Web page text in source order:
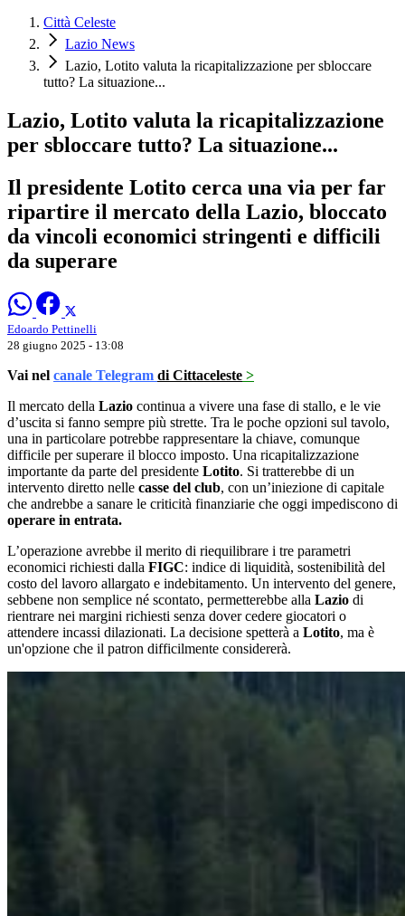
Città Celeste
Lazio News
Lazio, Lotito valuta la ricapitalizzazione per sbloccare
tutto? La situazione...
Lazio, Lotito valuta la ricapitalizzazione
per sbloccare tutto? La situazione...
Il presidente Lotito cerca una via per far
ripartire il mercato della Lazio, bloccato
da vincoli economici stringenti e difficili
da superare
Edoardo Pettinelli
28 giugno 2025 - 13:08
Vai nel canale Telegram di Cittaceleste >
Il mercato della Lazio continua a vivere una fase di stallo, e le vie
d’uscita si fanno sempre più strette. Tra le poche opzioni sul tavolo,
una in particolare potrebbe rappresentare la chiave, comunque
difficile per superare il blocco imposto. Una ricapitalizzazione
importante da parte del presidente Lotito. Si tratterebbe di un
intervento diretto nelle casse del club, con un’iniezione di capitale
che andrebbe a sanare le criticità finanziarie che oggi impediscono di
operare in entrata.
L’operazione avrebbe il merito di riequilibrare i tre parametri
economici richiesti dalla FIGC: indice di liquidità, sostenibilità del
costo del lavoro allargato e indebitamento. Un intervento del genere,
sebbene non semplice né scontato, permetterebbe alla Lazio di
rientrare nei margini richiesti senza dover cedere giocatori o
attendere incassi dilazionati. La decisione spetterà a Lotito, ma è
un'opzione che il patron difficilmente considererà.